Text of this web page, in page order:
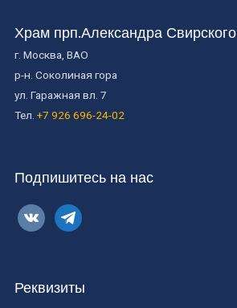
Храм прп.Александра Свирского
г. Москва, ВАО
р-н. Соколиная гора
ул. Гаражная вл. 7
Тел. +7 926 696-24-02
Подпишитесь на нас
vkontaktetelegram
Реквизиты